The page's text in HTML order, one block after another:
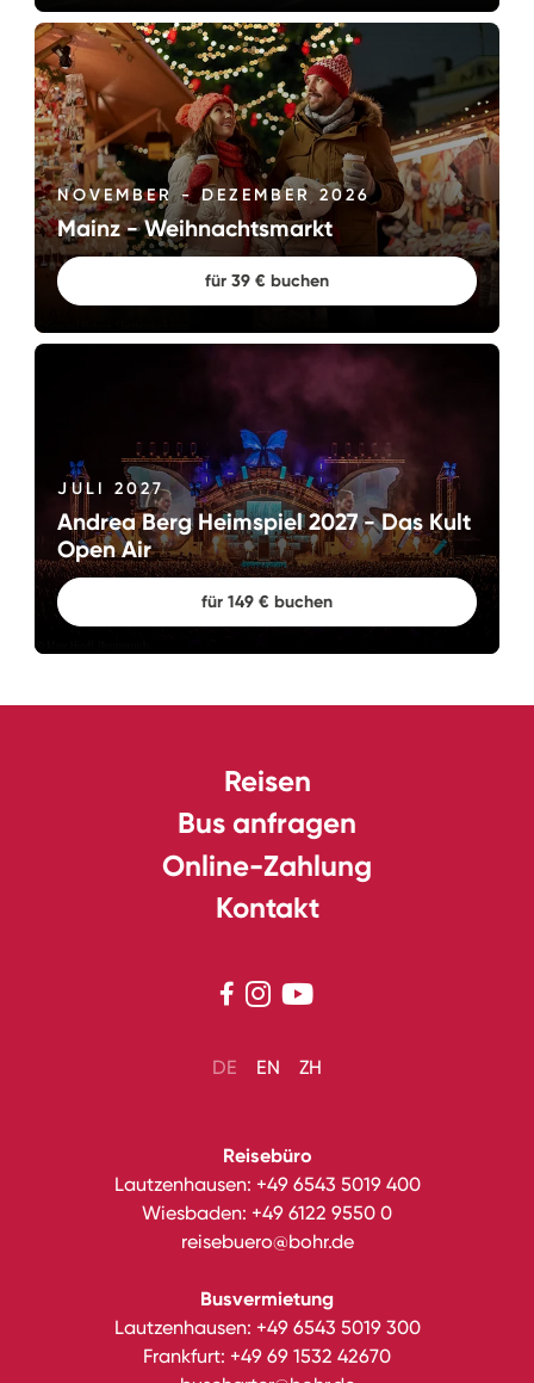
NOVEMBER - DEZEMBER 2026
Mainz - Weihnachtsmarkt
für 39 € buchen
JULI 2027
Andrea Berg Heimspiel 2027 - Das Kult
Open Air
für 149 € buchen
Reisen
Bus anfragen
Online-Zahlung
Kontakt
  
DE EN ZH
Reisebüro
Lautzenhausen: +49 6543 5019 400
Wiesbaden: +49 6122 9550 0
reisebuero@bohr.de
Busvermietung
Lautzenhausen: +49 6543 5019 300
Frankfurt: +49 69 1532 42670